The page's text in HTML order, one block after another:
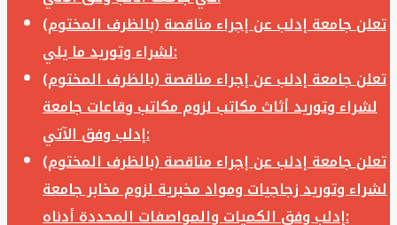
تعلن جامعة إدلب عن إجراء مناقصة (بالظرف المختوم)
لشراء وتوريد ما يلي:
تعلن جامعة إدلب عن إجراء مناقصة (بالظرف المختوم)
لشراء وتوريد أثاث مكاتب لزوم مكاتب وقاعات جامعة
إدلب وفق الآتي:
تعلن جامعة إدلب عن إجراء مناقصة (بالظرف المختوم)
لشراء وتوريد زجاجيات ومواد مخبرية لزوم مخابر جامعة
إدلب وفق الكميات والمواصفات المحددة أدناه: